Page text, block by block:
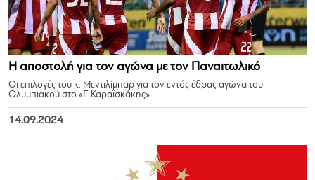
Η αποστολή για τον αγώνα με τον Παναιτωλικό
Οι επιλογές του κ. Μεντιλίμπαρ για τον εντός έδρας αγώνα του
Ολυμπιακού στο «Γ. Καραϊσκάκης».
14.09.2024